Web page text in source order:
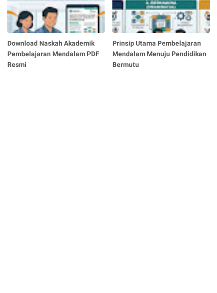
Download Naskah Akademik
Pembelajaran Mendalam PDF
Resmi
Prinsip Utama Pembelajaran
Mendalam Menuju Pendidikan
Bermutu